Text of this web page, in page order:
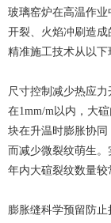
玻璃窑炉在高温作
开裂、火焰冲刷造成
精准施工技术从以下
尺寸控制减少热应
在1mm/m以内，大
块在升温时膨胀协
而减少微裂纹萌生
年内大碹裂纹数量较
膨胀缝科学预留防